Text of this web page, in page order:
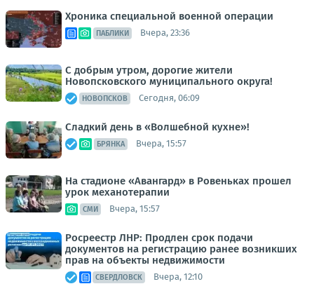
Хроника специальной военной операции
ПАБЛИКИ Вчера, 23:36
С добрым утром, дорогие жители
Новопсковского муниципального округа!
НОВОПСКОВ Сегодня, 06:09
Сладкий день в «Волшебной кухне»!
БРЯНКА Вчера, 15:57
На стадионе «Авангард» в Ровеньках прошел
урок механотерапии
СМИ Вчера, 15:57
Росреестр ЛНР: Продлен срок подачи
документов на регистрацию ранее возникших
прав на объекты недвижимости
СВЕРДЛОВСК Вчера, 12:10